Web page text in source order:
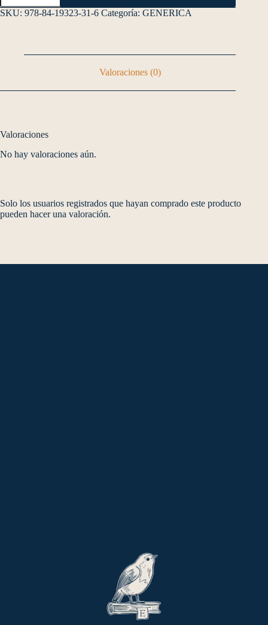
SKU: 978-84-19323-31-6 Categoría: GENERICA
Valoraciones (0)
Valoraciones
No hay valoraciones aún.
Solo los usuarios registrados que hayan comprado este producto
pueden hacer una valoración.